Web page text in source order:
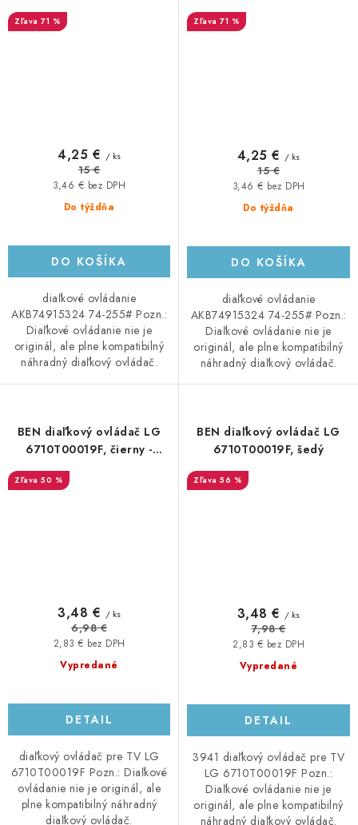
71 %
Do týždňa
3,46 € bez DPH
4,25 € / ks
15 €
DO KOŠÍKA
diaľkové ovládanie
AKB74915324 74-255# Pozn.:
Diaľkové ovládanie nie je
originál, ale plne kompatibilný
náhradný diaľkový ovládač.
71 %
Do týždňa
3,46 € bez DPH
4,25 € / ks
15 €
DO KOŠÍKA
diaľkové ovládanie
AKB74915324 74-255# Pozn.:
Diaľkové ovládanie nie je
originál, ale plne kompatibilný
náhradný diaľkový ovládač.
BEN diaľkový ovládač LG
6710T00019F, čierny -
50 %
Vypredané
2,83 € bez DPH
3,48 € / ks
6,98 €
DETAIL
diaľkový ovládač pre TV LG
6710T00019F Pozn.: Diaľkové
ovládanie nie je originál, ale
plne kompatibilný náhradný
diaľkový ovládač.
BEN diaľkový ovládač LG
6710T00019F, šedý
56 %
Vypredané
2,83 € bez DPH
3,48 € / ks
7,98 €
DETAIL
3941 diaľkový ovládač pre TV
LG 6710T00019F Pozn.:
Diaľkové ovládanie nie je
originál, ale plne kompatibilný
náhradný diaľkový ovládač.